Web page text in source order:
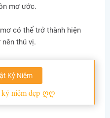
mơ ước.
có thể trở thành hiện
thú vị.
Kỷ Niệm
niệm đẹp ღღ